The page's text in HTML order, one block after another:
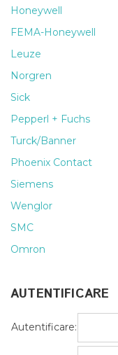
Honeywell
FEMA-Honeywell
Leuze
Norgren
Sick
Pepperl + Fuchs
Turck/Banner
Phoenix Contact
Siemens
Wenglor
SMC
Omron
AUTENTIFICARE
Autentificare: